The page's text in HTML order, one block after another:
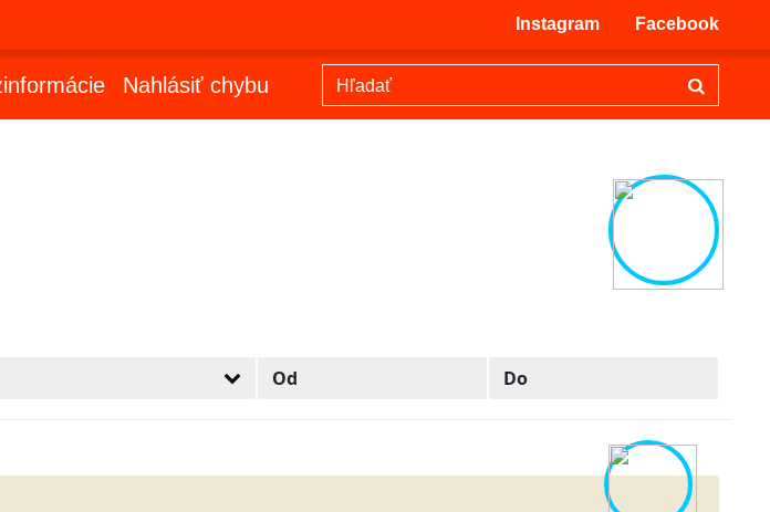
Instagram Facebook
Nahlásiť chybu